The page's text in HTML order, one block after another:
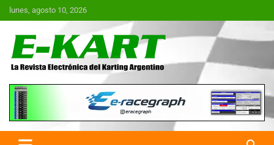
Saltar
al
lunes, agosto 10, 2026
E-Kart.com.ar | La Revista
Electrónica del Karting en
Argentina